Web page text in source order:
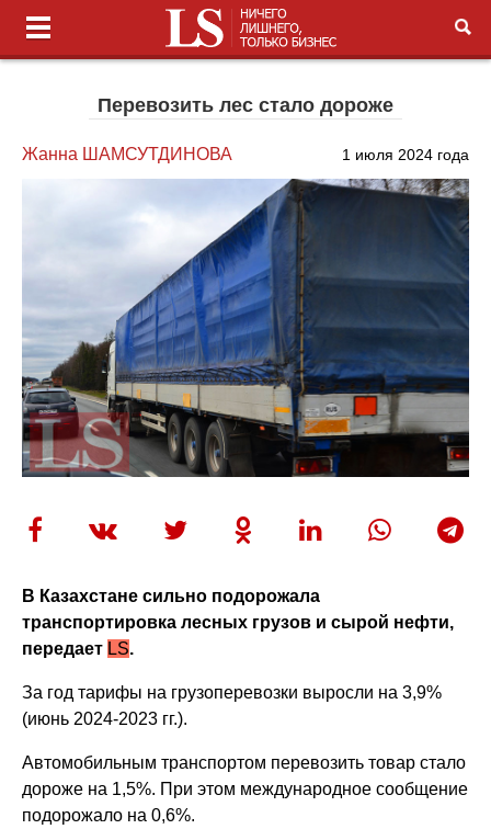
Перевозить лес стало дороже
Жанна ШАМСУТДИНОВА 1 июля 2024 года
В Казахстане сильно подорожала
транспортировка лесных грузов и сырой нефти,
передает LS.
За год тарифы на грузоперевозки выросли на 3,9%
(июнь 2024-2023 гг.).
Автомобильным транспортом перевозить товар стало
дороже на 1,5%. При этом международное сообщение
подорожало на 0,6%.